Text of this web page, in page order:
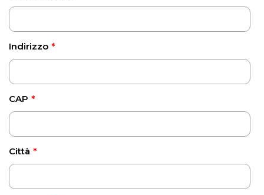
Indirizzo *
CAP *
Città *